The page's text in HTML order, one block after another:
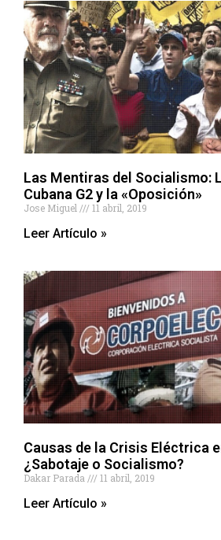
Las Mentiras del Socialismo:
Cubana G2 y la «Oposición»
Jose Miguel 11 abril, 2019
Leer Artículo »
Causas de la Crisis Eléctrica
¿Sabotaje o Socialismo?
Dakar Parada 11 abril, 2019
Leer Artículo »